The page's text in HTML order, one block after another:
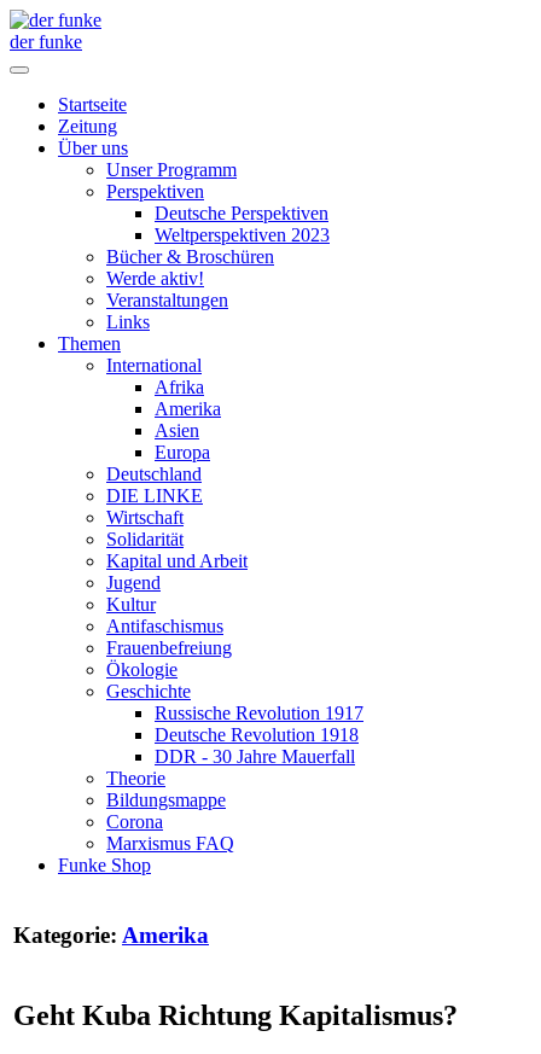
der funke
Startseite
Zeitung
Über uns
Unser Programm
Perspektiven
Deutsche Perspektiven
Weltperspektiven 2023
Bücher & Broschüren
Werde aktiv!
Veranstaltungen
Links
Themen
International
Afrika
Amerika
Asien
Europa
Deutschland
DIE LINKE
Wirtschaft
Solidarität
Kapital und Arbeit
Jugend
Kultur
Antifaschismus
Frauenbefreiung
Ökologie
Geschichte
Russische Revolution 1917
Deutsche Revolution 1918
DDR - 30 Jahre Mauerfall
Theorie
Bildungsmappe
Corona
Marxismus FAQ
Funke Shop
Kategorie: Amerika
Geht Kuba Richtung Kapitalismus?